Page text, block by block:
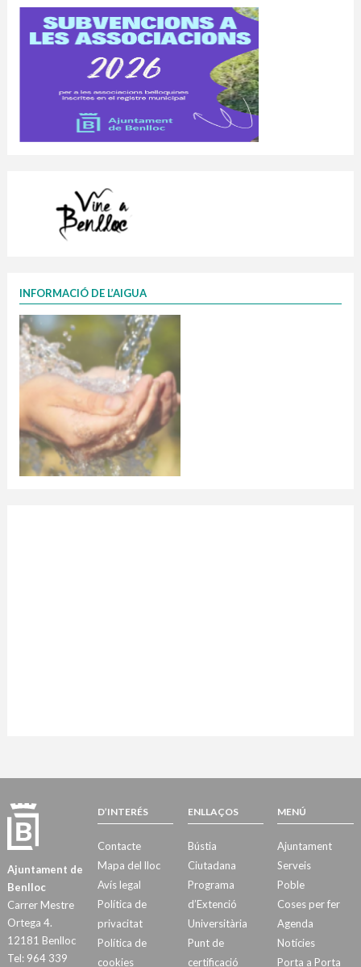
INFORMACIÓ DE L’AIGUA
Ajuntament de
Benlloc
Carrer Mestre
Ortega 4.
12181 Benlloc
Tel: 964 339
D’INTERÉS
Contacte
Mapa del lloc
Avís legal
Política de
privacitat
Política de
cookies
ENLLAÇOS
Bústia
Ciutadana
Programa
d’Extenció
Universitària
Punt de
certificació
MENÚ
Ajuntament
Serveis
Poble
Coses per fer
Agenda
Notícies
Porta a Porta